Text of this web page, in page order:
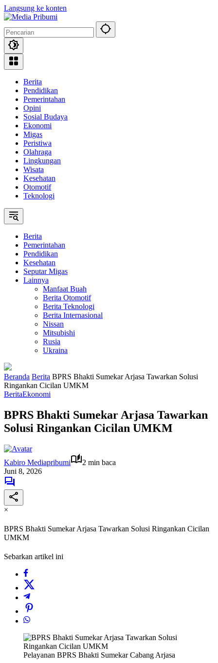
Langsung ke konten
Berita
Pendidikan
Pemerintahan
Opini
Sosial Budaya
Ekonomi
Migas
Peristiwa
Olahraga
Lingkungan
Wisata
Kesehatan
Otomotif
Teknologi
Berita
Pemerintahan
Pendidikan
Kesehatan
Seputar Migas
Lainnya
Manfaat Buah
Berita Otomotif
Berita Teknologi
Berita Internasional
Nissan
Mitsubishi
Rusia
Ukraina
Beranda Berita BPRS Bhakti Sumekar Arjasa Tawarkan Solusi
Ringankan Cicilan UMKM
BeritaEkonomi
BPRS Bhakti Sumekar Arjasa Tawarkan
Solusi Ringankan Cicilan UMKM
Kabiro Mediapribumi
2 min baca
Juni 8, 2026
×
BPRS Bhakti Sumekar Arjasa Tawarkan Solusi Ringankan Cicilan
UMKM
Sebarkan artikel ini
Pelayanan BPRS Bhakti Sumekar Cabang Arjasa